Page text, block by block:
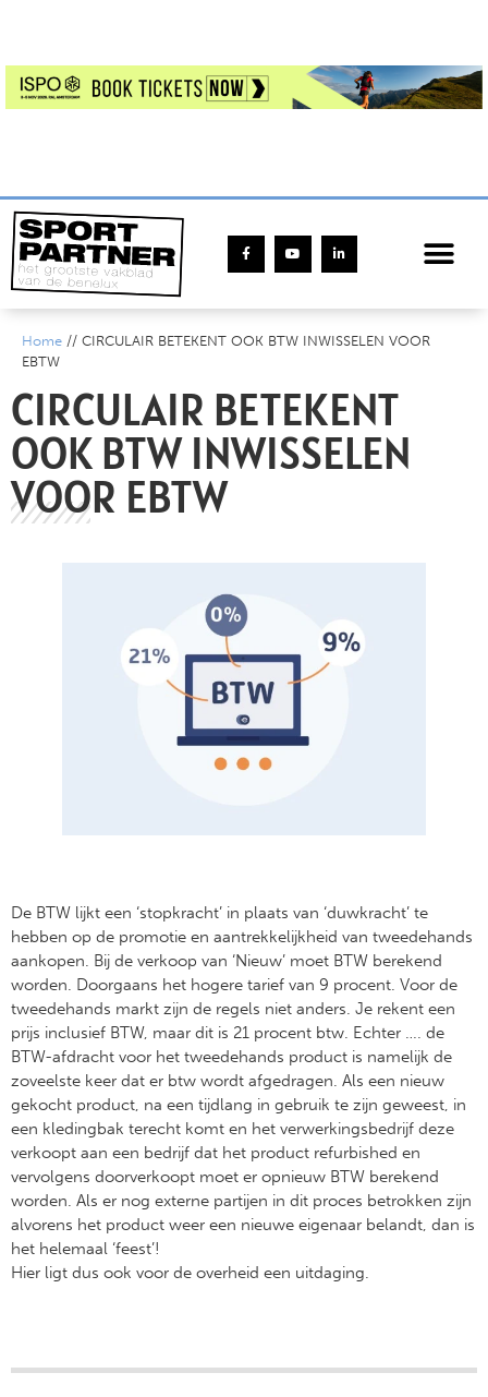
Home // CIRCULAIR BETEKENT OOK BTW INWISSELEN VOOR
EBTW
CIRCULAIR BETEKENT
OOK BTW INWISSELEN
VOOR EBTW
De BTW lijkt een ‘stopkracht’ in plaats van ‘duwkracht’ te
hebben op de promotie en aantrekkelijkheid van tweedehands
aankopen. Bij de verkoop van ‘Nieuw’ moet BTW berekend
worden. Doorgaans het hogere tarief van 9 procent. Voor de
tweedehands markt zijn de regels niet anders. Je rekent een
prijs inclusief BTW, maar dit is 21 procent btw. Echter …. de
BTW-afdracht voor het tweedehands product is namelijk de
zoveelste keer dat er btw wordt afgedragen. Als een nieuw
gekocht product, na een tijdlang in gebruik te zijn geweest, in
een kledingbak terecht komt en het verwerkingsbedrijf deze
verkoopt aan een bedrijf dat het product refurbished en
vervolgens doorverkoopt moet er opnieuw BTW berekend
worden. Als er nog externe partijen in dit proces betrokken zijn
alvorens het product weer een nieuwe eigenaar belandt, dan is
het helemaal ‘feest’!
Hier ligt dus ook voor de overheid een uitdaging.